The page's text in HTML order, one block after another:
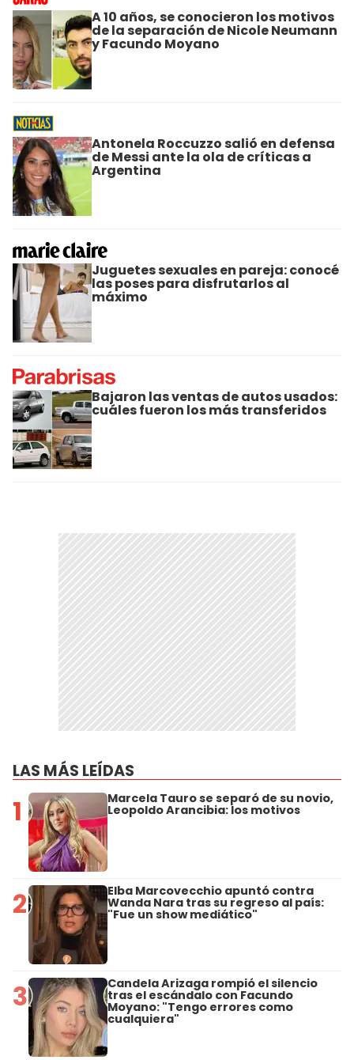
A 10 años, se conocieron los motivos
de la separación de Nicole Neumann
y Facundo Moyano
Antonela Roccuzzo salió en defensa
de Messi ante la ola de críticas a
Argentina
Juguetes sexuales en pareja: conocé
las poses para disfrutarlos al
máximo
Bajaron las ventas de autos usados:
cuáles fueron los más transferidos
LAS MÁS LEÍDAS
1 Marcela Tauro se separó de su novio,
Leopoldo Arancibia: los motivos
2 Elba Marcovecchio apuntó contra
Wanda Nara tras su regreso al país:
"Fue un show mediático"
3 Candela Arizaga rompió el silencio
tras el escándalo con Facundo
Moyano: "Tengo errores como
cualquiera"